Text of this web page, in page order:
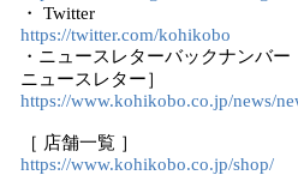
・ Twitter
https://twitter.com/kohikobo
・ニュースレターバックナンバ
ニュースレター］
https://www.kohikobo.co.jp/news/
［ 店舗一覧 ］
https://www.kohikobo.co.jp/shop/